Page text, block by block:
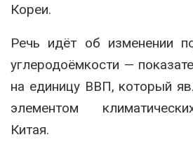
Кореи.
Речь идёт об изменении
углеродоёмкости —
на единицу ВВП, который
элементом
Китая.